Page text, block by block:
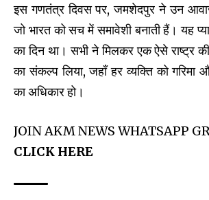
इस गणतंत्र दिवस पर, जमशेदपुर ने उन
जो भारत को सच में समावेशी बनाती हैं। यह
का दिन था। सभी ने मिलकर एक ऐसे राष्ट्र
का संकल्प लिया, जहाँ हर व्यक्ति को गरिमा
का अधिकार हो।
JOIN AKM NEWS WHATSAPP
CLICK HERE